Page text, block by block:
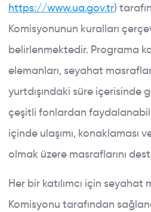
https://www.ua.gov.tr)
Komisyonunun kuralları
belirlenmektedir. Programa
elemanları, seyahat
yurtdışındaki süre içerisinde
çeşitli fonlardan
içinde ulaşımı, konaklaması
olmak üzere masraflarını
Her bir katılımcı için seyahat
Komisyonu tarafından